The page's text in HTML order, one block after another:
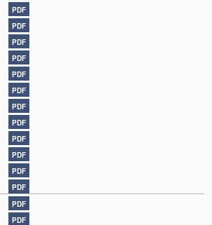
PDF
PDF
PDF
PDF
PDF
PDF
PDF
PDF
PDF
PDF
PDF
PDF
PDF
PDF